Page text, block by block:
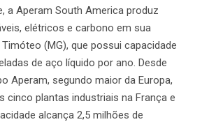
a Aperam South America produz
elétricos e carbono em sua
(MG), que possui capacidade
de aço líquido por ano. Desde
Aperam, segundo maior da Europa,
cinco plantas industriais na França e
alcança 2,5 milhões de